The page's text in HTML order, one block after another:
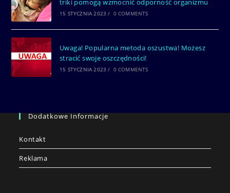
triki pomogą wzmocnić odporność organizmu
15 STYCZNIA 2023 / 0 COMMENTS
Uwaga! Popularna metoda oszustwa! Możesz
stracić swoje oszczędności!
15 STYCZNIA 2023 / 0 COMMENTS
Dodatkowe Informacje
Kontakt
Reklama